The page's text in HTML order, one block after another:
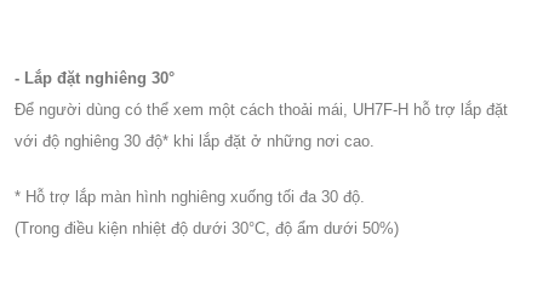
- Lắp đặt nghiêng 30°
Để người dùng có thể xem một cách thoải mái, UH7F-H hỗ trợ lắp đặt
với độ nghiêng 30 độ* khi lắp đặt ở những nơi cao.
* Hỗ trợ lắp màn hình nghiêng xuống tối đa 30 độ.
(Trong điều kiện nhiệt độ dưới 30°C, độ ẩm dưới 50%)